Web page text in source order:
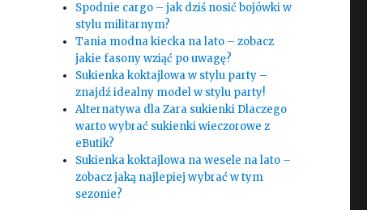
Spodnie cargo – jak dziś nosić bojówki w
stylu militarnym?
Tania modna kiecka na lato – zobacz
jakie fasony wziąć po uwagę?
Sukienka koktajlowa w stylu party –
znajdź idealny model w stylu party!
Alternatywa dla Zara sukienki Dlaczego
warto wybrać sukienki wieczorowe z
eButik?
Sukienka koktajlowa na wesele na lato –
zobacz jaką najlepiej wybrać w tym
sezonie?